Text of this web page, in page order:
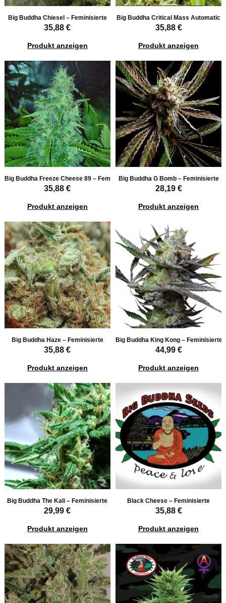
Big Buddha Chiesel – Feminisierte
35,88 €
Produkt anzeigen
Big Buddha Critical Mass Automatic
35,88 €
Produkt anzeigen
Big Buddha Freeze Cheese 89 – Feminisierte
35,88 €
Produkt anzeigen
Big Buddha G Bomb – Feminisierte
28,19 €
Produkt anzeigen
Big Buddha Haze – Feminisierte
35,88 €
Produkt anzeigen
Big Buddha King Kong – Feminisierte
44,99 €
Produkt anzeigen
Big Buddha The Kali – Feminisierte
29,99 €
Produkt anzeigen
Black Cheese – Feminisierte
35,88 €
Produkt anzeigen